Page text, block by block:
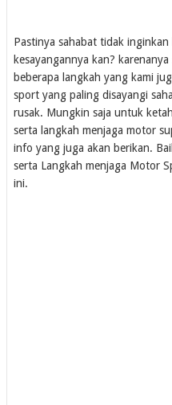
Pastinya sahabat tidak
kesayangannya kan?
beberapa langkah yang kami
sport yang paling disayangi
rusak. Mungkin saja untuk
serta langkah menjaga motor
info yang juga akan berikan.
serta Langkah menjaga Motor
ini.